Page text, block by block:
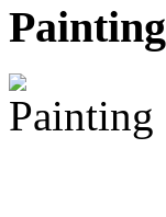
Painting